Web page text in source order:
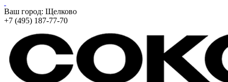
Ваш город: Щелково
+7 (495) 187-77-70